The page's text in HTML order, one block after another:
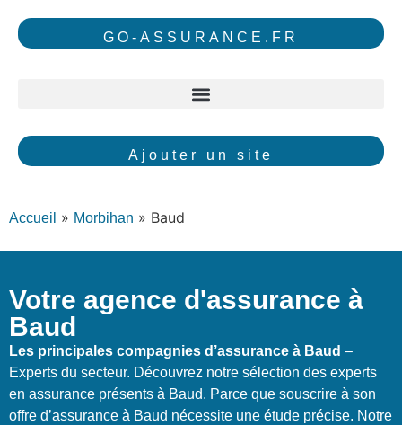
GO-ASSURANCE.FR
Ajouter un site
Accueil » Morbihan » Baud
Votre agence d'assurance à
Baud
Les principales compagnies d’assurance à Baud –
Experts du secteur. Découvrez notre sélection des experts
en assurance présents à Baud. Parce que souscrire à son
offre d’assurance à Baud nécessite une étude précise. Notre